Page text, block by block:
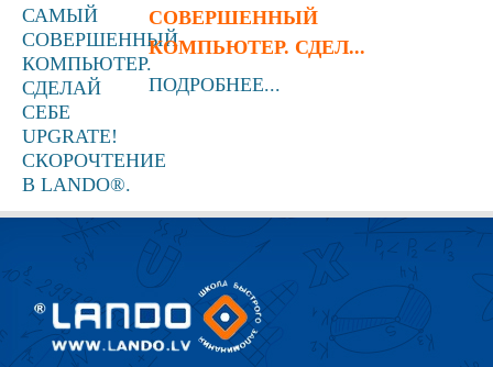
СОВЕРШЕННЫЙ
КОМПЬЮТЕР. СДЕЛ...
ПОДРОБНЕЕ...